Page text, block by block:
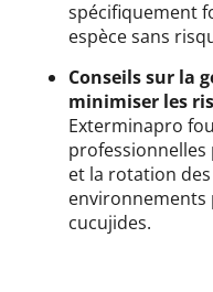
spécifiquement
espèce sans
Conseils sur la
minimiser les
Exterminapro
et la rotation
environnements
cucujides.